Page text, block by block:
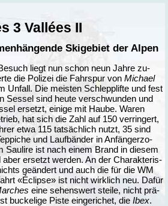
3 Vallées II
Ski­ge­biet der Al­pen
liegt nun schon neun Jah­re zu­
die Po­li­zei die Fahr­spur von Mi­cha­el
Un­fall. Die meis­ten Schlepp­lif­te und fest
Ses­sel sind heu­te ver­schwun­den und
er­setzt, ei­ni­ge mit Hau­be. Wa­ren
hat sich die Zahl auf 150 ver­rin­gert,
et­wa 115 tat­säch­lich nutzt, 35 sind
und Lauf­bän­der in An­fän­ger­zo­
Sau­li­re ist nach ei­nem Brand in die­sem
aber er­setzt wer­den. An der Cha­rak­te­ris­
ge­än­dert und auch die für die WM
«Éclip­se» ist nicht wirk­lich neu. Da­für
ei­ne se­hens­wert stei­le, nicht prä­
bu­cke­li­ge Pis­te ein­ge­ri­chet, die Ibex.